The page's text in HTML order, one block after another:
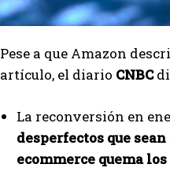
Pese a que Amazon
artículo, el diario CNBC
La reconversión en
desperfectos que
ecommerce quema